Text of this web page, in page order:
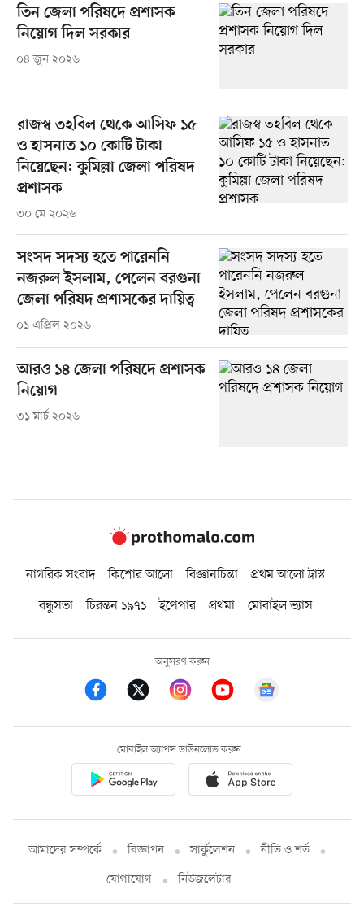
তিন জেলা পরিষদে প্রশাসক
নিয়োগ দিল সরকার
০৪ জুন ২০২৬
রাজস্ব তহবিল থেকে আসিফ ১৫
ও হাসনাত ১০ কোটি টাকা
নিয়েছেন: কুমিল্লা জেলা পরিষদ
প্রশাসক
৩০ মে ২০২৬
সংসদ সদস্য হতে পারেননি
নজরুল ইসলাম, পেলেন বরগুনা
জেলা পরিষদ প্রশাসকের দায়িত্ব
০১ এপ্রিল ২০২৬
আরও ১৪ জেলা পরিষদে প্রশাসক
নিয়োগ
৩১ মার্চ ২০২৬
নাগরিক সংবাদ কিশোর আলো বিজ্ঞানচিন্তা
প্রথম আলো ট্রাস্ট
বন্ধুসভা
চিরন্তন ১৯৭১ ইপেপার প্রথমা মোবাইল ভ্যাস
অনুসরণ করুন
মোবাইল অ্যাপস ডাউনলোড করুন
আমাদের সম্পর্কে বিজ্ঞাপন সার্কুলেশন
নীতি ও শর্ত
যোগাযোগ
নিউজলেটার